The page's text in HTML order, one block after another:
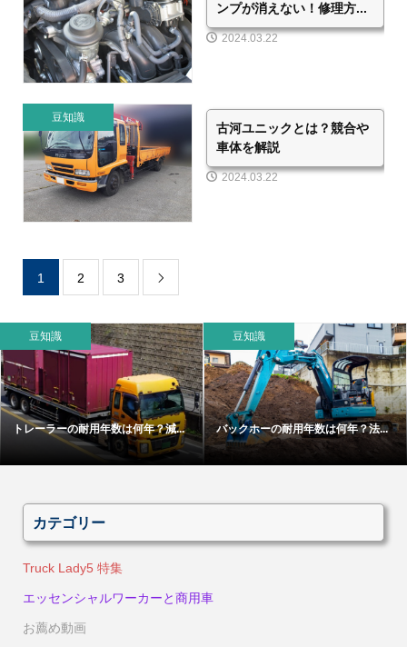
ンプが消えない！修理方...
2024.03.22
豆知識
古河ユニックとは？競合や
車体を解説
2024.03.22
1 2 3 
豆知識
トレーラーの耐用年数は何年？減...
豆知識
バックホーの耐用年数は何年？法...
カテゴリー
Truck Lady5 特集
エッセンシャルワーカーと商用車
お薦め動画